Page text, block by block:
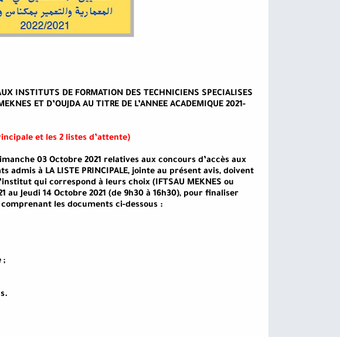
INSTITUTS DE FORMATION DES TECHNICIENS SPECIALISES
ET D’OUJDA AU TITRE DE L’ANNEE ACADEMIQUE 2021-
et les 2 listes d’attente)
03 Octobre 2021 relatives aux concours d’accès aux
admis à LA LISTE PRINCIPALE, jointe au présent avis, doivent
qui correspond à leurs choix (IFTSAU MEKNES ou
au Jeudi 14 Octobre 2021 (de 9h30 à 16h30), pour finaliser
les documents ci-dessous :
;